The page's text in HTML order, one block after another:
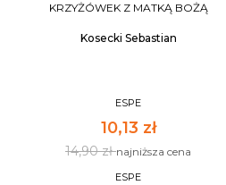
KRZYŻÓWEK Z MATKĄ BOŻĄ
Kosecki Sebastian
ESPE
10,13 zł
14,90 złnajniższa cena
ESPE